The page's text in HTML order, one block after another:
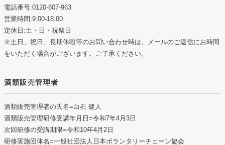
電話番号:0120-807-963
営業時間:9:00-18:00
定休日:土・日・祝祭日
※土日、祝日、長期休暇等のお問い合わせ時は、メールのご返信にお時間
をいただく場合がございます。ご了承ください。
酒類販売管理者
酒類販売管理者の氏名=白石 健人
酒類販売管理研修受講年月日=令和7年4月3日
次回研修の受講期限=令和10年4月2日
研修実施団体名=一般社団法人日本ボランタリーチェーン協会